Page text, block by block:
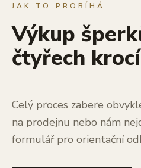
JAK TO PROBÍHÁ
Výkup
čtyřech
Celý proces zabere
na prodejnu nebo nám
formulář pro orientační